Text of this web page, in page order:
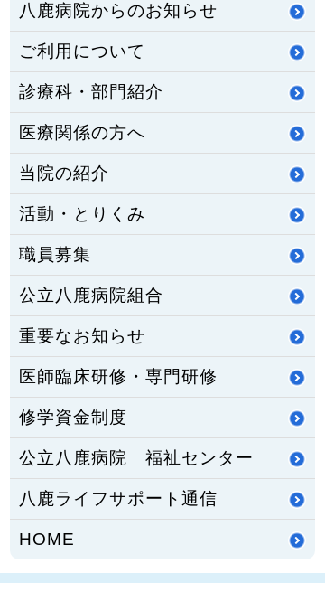
八鹿病院からのお知らせ
ご利用について
診療科・部門紹介
医療関係の方へ
当院の紹介
活動・とりくみ
職員募集
公立八鹿病院組合
重要なお知らせ
医師臨床研修・専門研修
修学資金制度
公立八鹿病院 福祉センター
八鹿ライフサポート通信
HOME